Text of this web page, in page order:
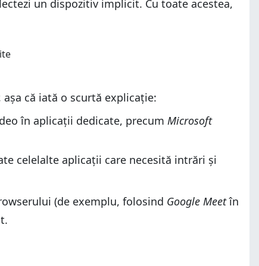
un dispozitiv implicit. Cu toate acestea,
că iată o scurtă explicație:
în aplicații dedicate, precum Microsoft
celelalte aplicații care necesită intrări și
(de exemplu, folosind Google Meetîn